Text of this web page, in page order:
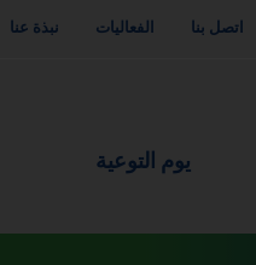
نبذة عنا الفعاليات اتصل بنا
يوم التوعية